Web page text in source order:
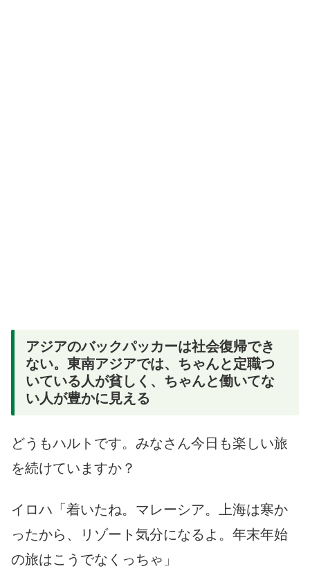
アジアのバックパッカーは社会復帰でき
ない。東南アジアでは、ちゃんと定職つ
いている人が貧しく、ちゃんと働いてな
い人が豊かに見える
どうもハルトです。みなさん今日も楽しい旅
を続けていますか？
イロハ「着いたね。マレーシア。上海は寒か
ったから、リゾート気分になるよ。年末年始
の旅はこうでなくっちゃ」